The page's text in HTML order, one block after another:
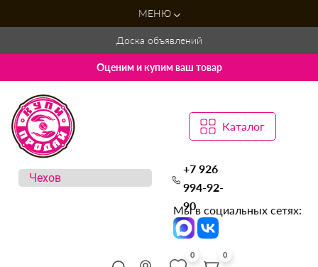
МЕНЮ
Доска объявлений
Оценим и купим ваш товар
Каталог
+7 926
994-92-
90
Мы в социальных сетях:
0 0